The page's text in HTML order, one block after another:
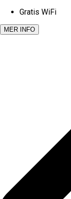
Gratis WiFi
MER INFO